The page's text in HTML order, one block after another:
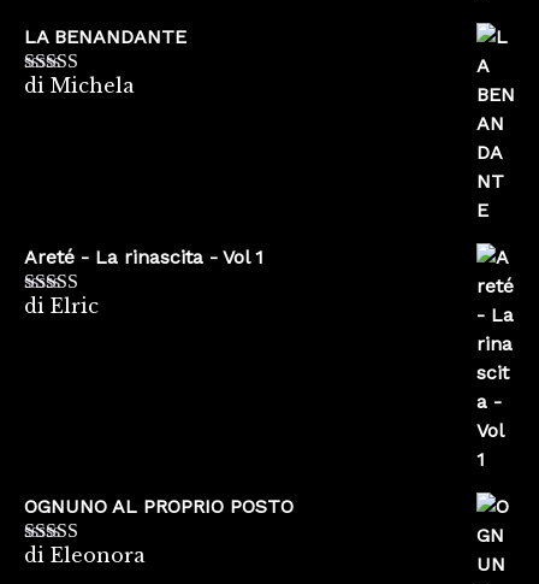
LA BENANDANTE
Valutato5su
di Michela
Areté - La rinascita - Vol 1
Valutato5
di Elric
OGNUNO AL PROPRIO POSTO
Valutato5su
di Eleonora